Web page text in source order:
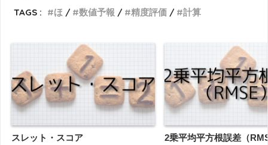
TAGS :
ほ 数値予報 精度評価 計算
スレット・スコア 2乗平均平方根誤差（